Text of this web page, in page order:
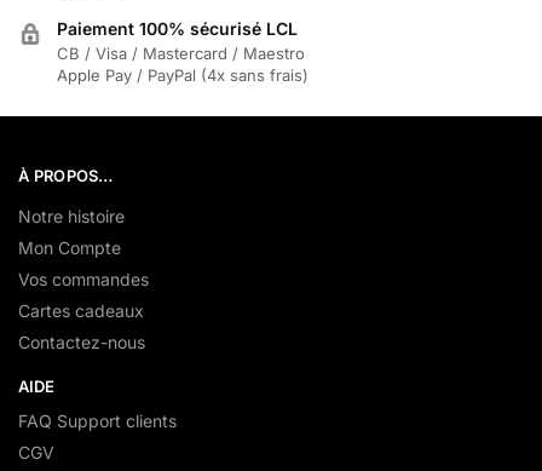
Paiement 100% sécurisé LCL
CB / Visa / Mastercard / Maestro
Apple Pay / PayPal (4x sans frais)
À PROPOS…
Notre histoire
Mon Compte
Vos commandes
Cartes cadeaux
Contactez-nous
AIDE
FAQ Support clients
CGV